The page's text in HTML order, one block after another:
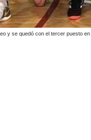
y Martín Medina, puntales de